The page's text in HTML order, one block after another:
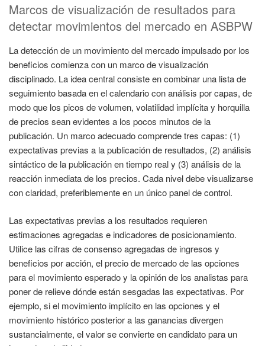
Marcos de visualización de resultados para
detectar movimientos del mercado en ASBPW
La detección de un movimiento del mercado impulsado por los
beneficios comienza con un marco de visualización
disciplinado. La idea central consiste en combinar una lista de
seguimiento basada en el calendario con análisis por capas, de
modo que los picos de volumen, volatilidad implícita y horquilla
de precios sean evidentes a los pocos minutos de la
publicación. Un marco adecuado comprende tres capas: (1)
expectativas previas a la publicación de resultados, (2) análisis
sintáctico de la publicación en tiempo real y (3) análisis de la
reacción inmediata de los precios. Cada nivel debe visualizarse
con claridad, preferiblemente en un único panel de control.
Las expectativas previas a los resultados requieren
estimaciones agregadas e indicadores de posicionamiento.
Utilice las cifras de consenso agregadas de ingresos y
beneficios por acción, el precio de mercado de las opciones
para el movimiento esperado y la opinión de los analistas para
poner de relieve dónde están sesgadas las expectativas. Por
ejemplo, si el movimiento implícito en las opciones y el
movimiento histórico posterior a las ganancias divergen
sustancialmente, el valor se convierte en candidato para un